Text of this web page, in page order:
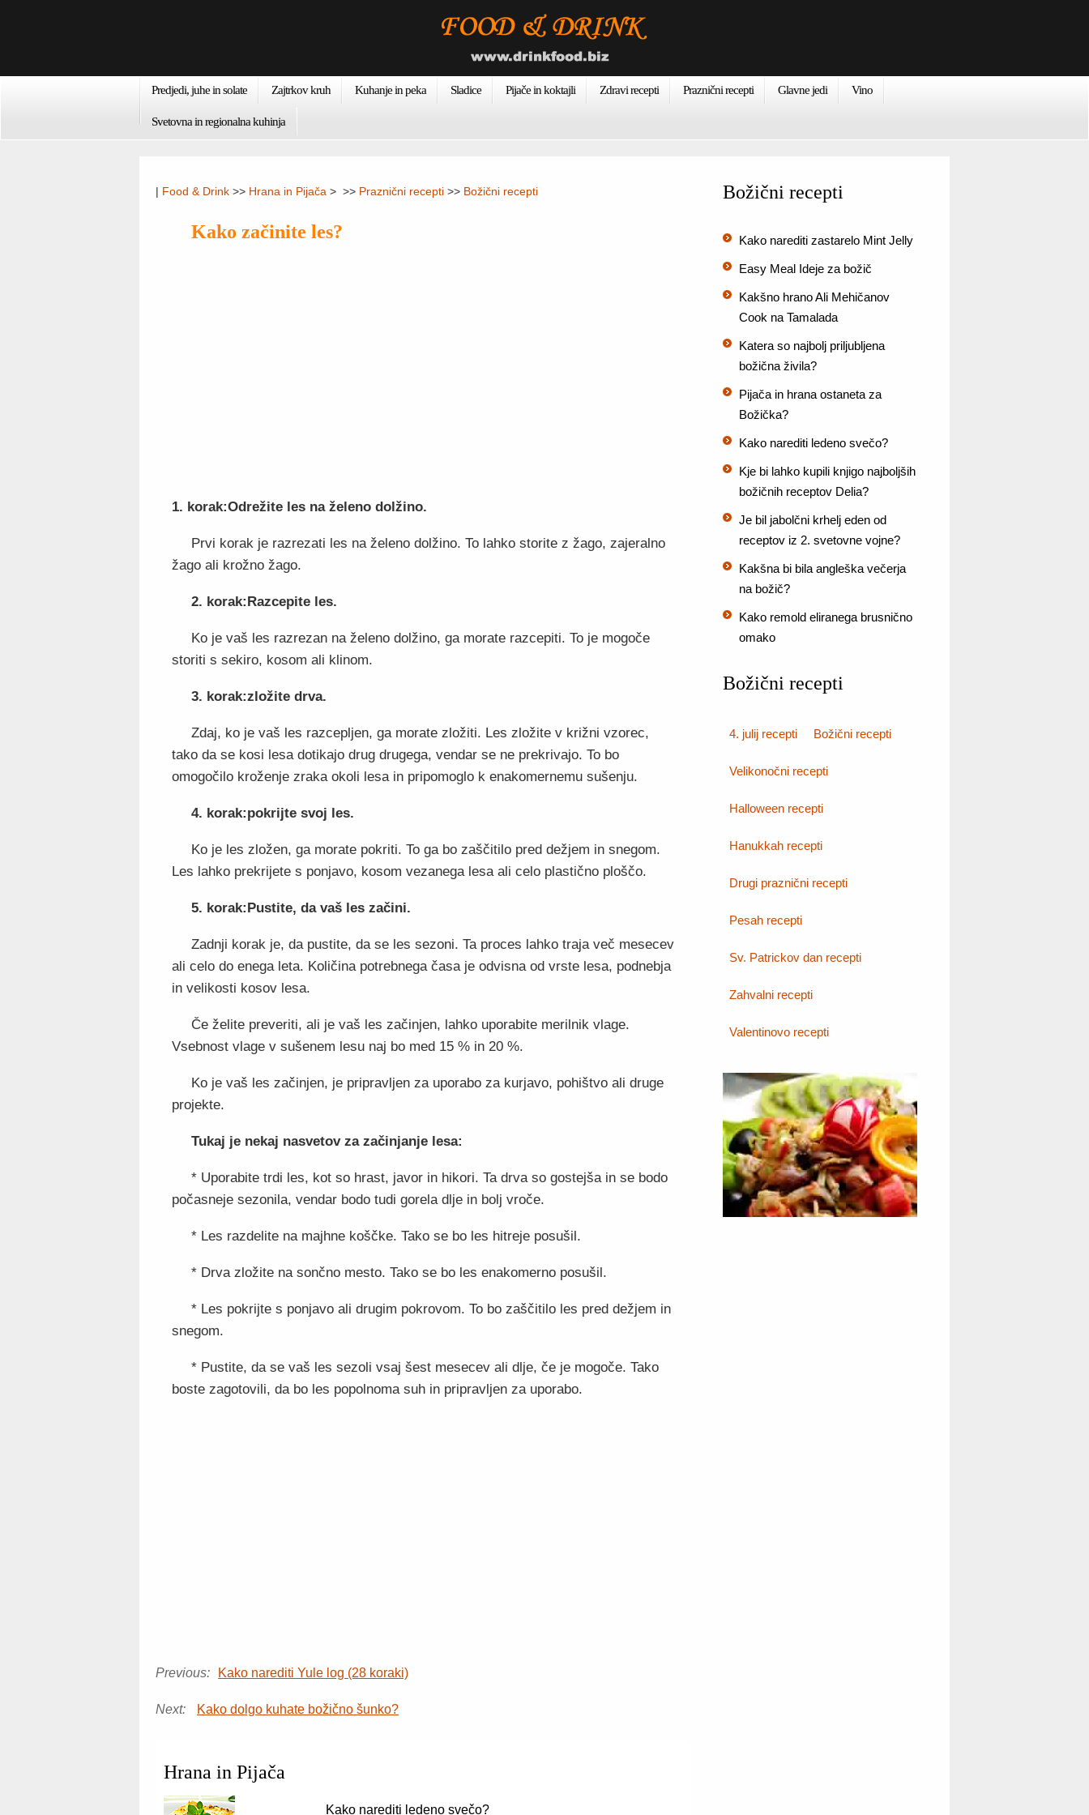
Predjedi, juhe in solate Zajtrkov kruh Kuhanje in peka Sladice Pijače in koktajli Zdravi recepti Praznični recepti Glavne jedi Vino
Svetovna in regionalna kuhinja
| Food & Drink >> Hrana in Pijača > >> Praznični recepti >> Božični recepti
Kako začinite les?
1. korak:Odrežite les na želeno dolžino.
Prvi korak je razrezati les na želeno dolžino. To lahko storite z žago, zajeralno
žago ali krožno žago.
2. korak:Razcepite les.
Ko je vaš les razrezan na želeno dolžino, ga morate razcepiti. To je mogoče
storiti s sekiro, kosom ali klinom.
3. korak:zložite drva.
Zdaj, ko je vaš les razcepljen, ga morate zložiti. Les zložite v križni vzorec,
tako da se kosi lesa dotikajo drug drugega, vendar se ne prekrivajo. To bo
omogočilo kroženje zraka okoli lesa in pripomoglo k enakomernemu sušenju.
4. korak:pokrijte svoj les.
Ko je les zložen, ga morate pokriti. To ga bo zaščitilo pred dežjem in snegom.
Les lahko prekrijete s ponjavo, kosom vezanega lesa ali celo plastično ploščo.
5. korak:Pustite, da vaš les začini.
Zadnji korak je, da pustite, da se les sezoni. Ta proces lahko traja več mesecev
ali celo do enega leta. Količina potrebnega časa je odvisna od vrste lesa, podnebja
in velikosti kosov lesa.
Če želite preveriti, ali je vaš les začinjen, lahko uporabite merilnik vlage.
Vsebnost vlage v sušenem lesu naj bo med 15 % in 20 %.
Ko je vaš les začinjen, je pripravljen za uporabo za kurjavo, pohištvo ali druge
projekte.
Tukaj je nekaj nasvetov za začinjanje lesa:
* Uporabite trdi les, kot so hrast, javor in hikori. Ta drva so gostejša in se bodo
počasneje sezonila, vendar bodo tudi gorela dlje in bolj vroče.
* Les razdelite na majhne koščke. Tako se bo les hitreje posušil.
* Drva zložite na sončno mesto. Tako se bo les enakomerno posušil.
* Les pokrijte s ponjavo ali drugim pokrovom. To bo zaščitilo les pred dežjem in
snegom.
* Pustite, da se vaš les sezoli vsaj šest mesecev ali dlje, če je mogoče. Tako
boste zagotovili, da bo les popolnoma suh in pripravljen za uporabo.
Previous: Kako narediti Yule log (28 koraki)
Next: Kako dolgo kuhate božično šunko?
Hrana in Pijača
Kako narediti ledeno svečo?
Božični recepti
Kako narediti zastarelo Mint Jelly
Easy Meal Ideje za božič
Kakšno hrano Ali Mehičanov
Cook na Tamalada
Katera so najbolj priljubljena
božična živila?
Pijača in hrana ostaneta za
Božička?
Kako narediti ledeno svečo?
Kje bi lahko kupili knjigo najboljših
božičnih receptov Delia?
Je bil jabolčni krhelj eden od
receptov iz 2. svetovne vojne?
Kakšna bi bila angleška večerja
na božič?
Kako remold eliranega brusnično
omako
Božični recepti
4. julij recepti Božični recepti
Velikonočni recepti
Halloween recepti
Hanukkah recepti
Drugi praznični recepti
Pesah recepti
Sv. Patrickov dan recepti
Zahvalni recepti
Valentinovo recepti